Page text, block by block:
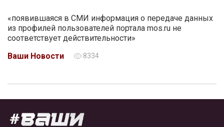
«появившаяся в СМИ информация о передаче данных
из профилей пользователей портала mos.ru не
соответствует действительности»
Ваши Новости
8334